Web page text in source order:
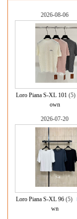
2026-08-06
Loro Piana S-XL 101 (5)
own
2026-07-20
Loro Piana S-XL 96 (5)
wn